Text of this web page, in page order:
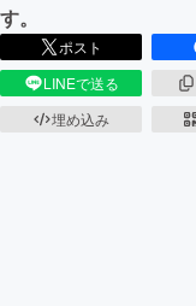
す。
ポスト
LINEで送る
埋め込み